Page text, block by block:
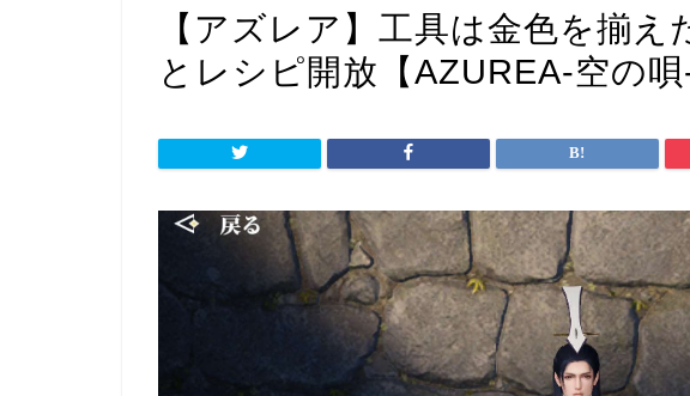
【アズレア】工具は金色を揃え
とレシピ開放【AZUREA-空の唄-